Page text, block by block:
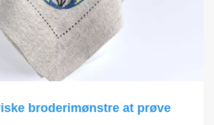
broderimønstre at prøve